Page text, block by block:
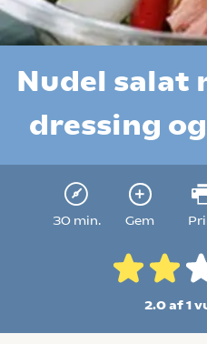
Nudel salat
dressing
30 min. Gem
2.0 af 1